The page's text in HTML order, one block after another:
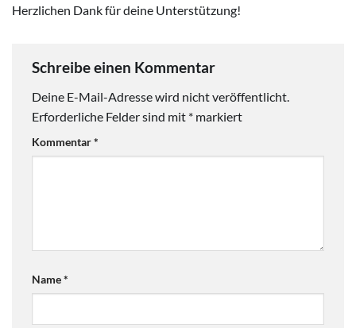
Herzlichen Dank für deine Unterstützung!
Schreibe einen Kommentar
Deine E-Mail-Adresse wird nicht veröffentlicht.
Erforderliche Felder sind mit * markiert
Kommentar*
Name*